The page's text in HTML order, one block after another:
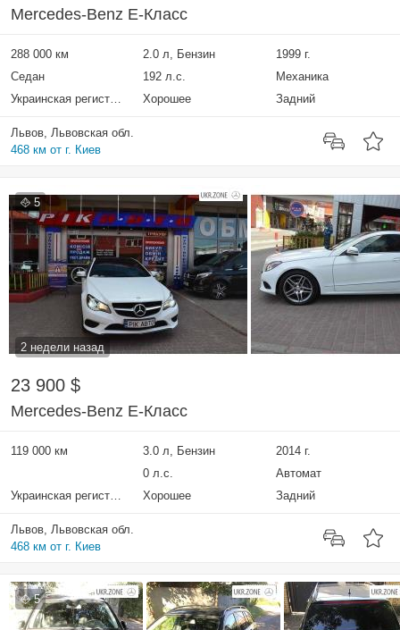
Mercedes-Benz E-Класс
288 000 км 2.0 л, Бензин
1999 г.
Седан
192 л.с.
Механика
Украинская регистрация
Хорошее Задний
Львов, Львовская обл.
468 км от г. Киев
5
2 недели назад
23 900 $
Mercedes-Benz E-Класс
119 000 км 3.0 л, Бензин
2014 г.
0 л.с.
Автомат
Украинская регистрация
Хорошее Задний
Львов, Львовская обл.
468 км от г. Киев
5